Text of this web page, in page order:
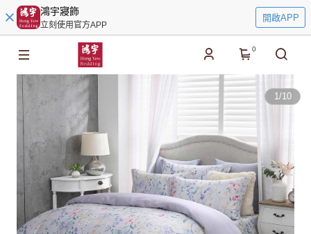
鴻宇寢飾
立刻使用官方APP
開啟APP
0
1/10